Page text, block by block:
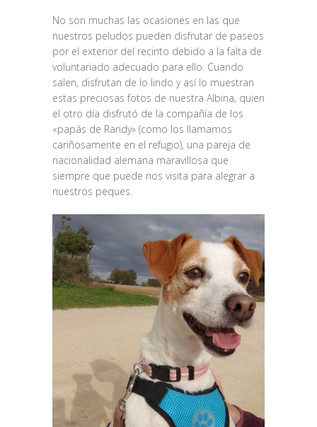
No son muchas las ocasiones en las que
nuestros peludos pueden disfrutar de paseos
por el exterior del recinto debido a la falta de
voluntariado adecuado para ello. Cuando
salen, disfrutan de lo lindo y así lo muestran
estas preciosas fotos de nuestra Albina, quien
el otro día disfrutó de la compañía de los
«papás de Randy» (como los llamamos
cariñosamente en el refugio), una pareja de
nacionalidad alemana maravillosa que
siempre que puede nos visita para alegrar a
nuestros peques.